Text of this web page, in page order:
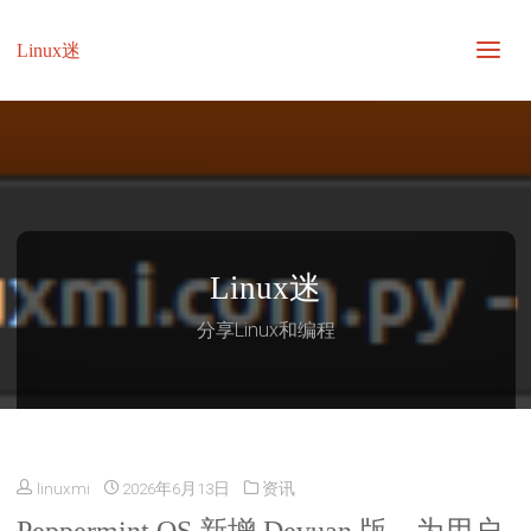
Linux迷
Linux迷
分享Linux和编程
linuxmi 2026年6月13日 资讯